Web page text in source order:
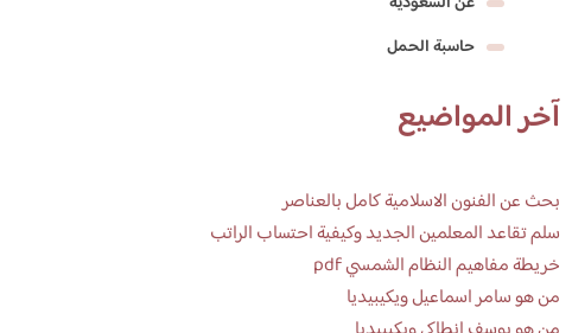
حاسبة الحمل
آخر المواضيع
بحث عن الفنون الاسلامية كامل بالعناصر
سلم تقاعد المعلمين الجديد وكيفية احتساب الراتب
خريطة مفاهيم النظام الشمسي pdf
من هو سامر اسماعيل ويكيبيديا